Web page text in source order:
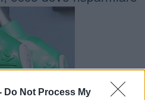
Do Not Process My